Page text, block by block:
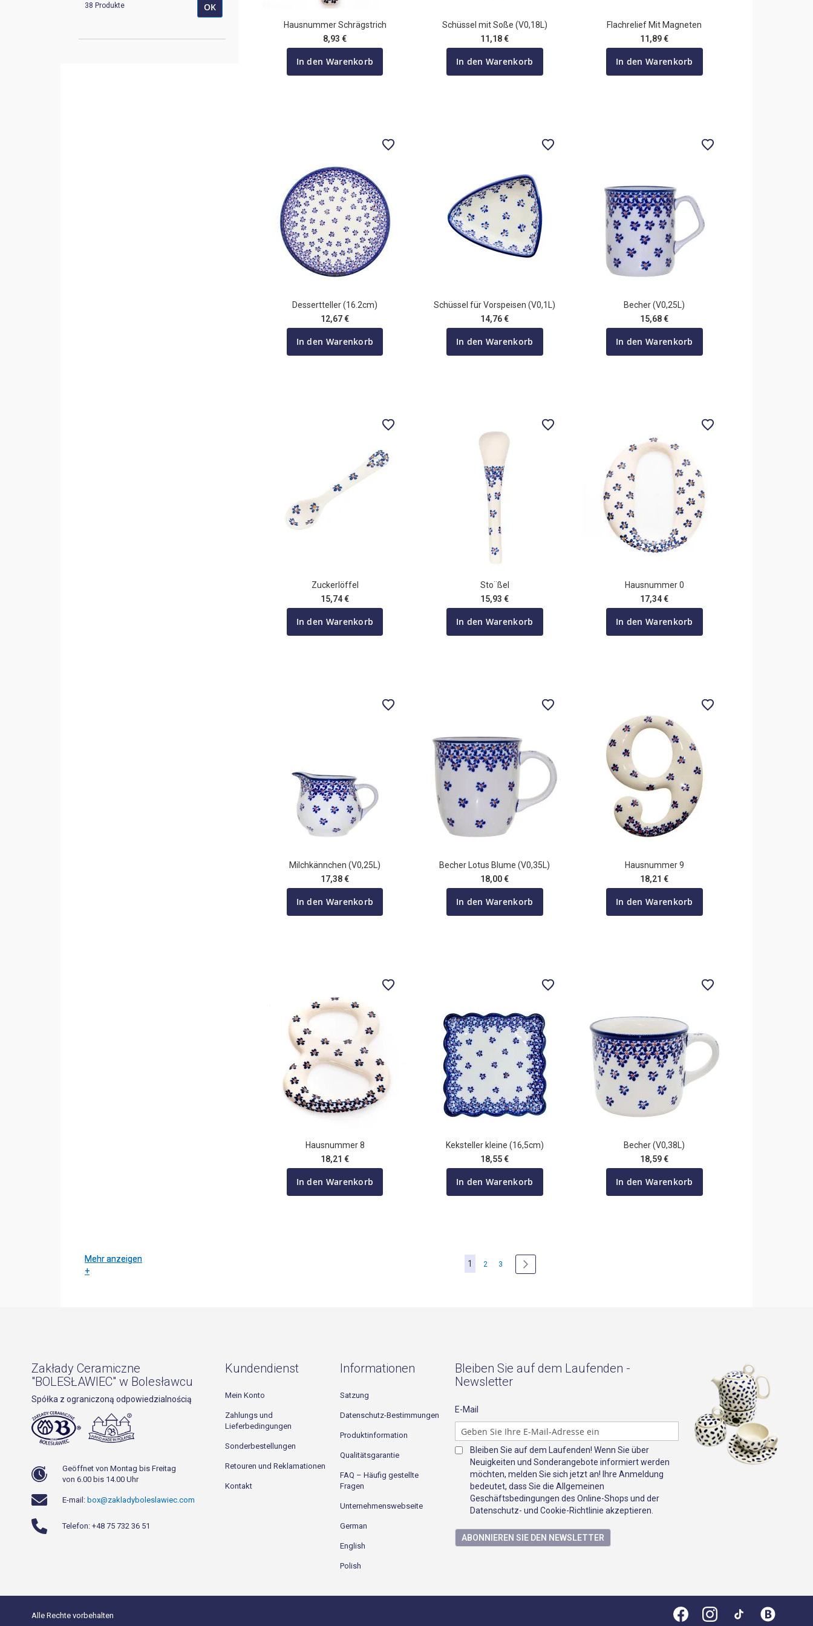
Hausnummer Schrägstrich
8,93 €
In den Warenkorb
Schüssel mit Soße (V0,18L)
11,18 €
In den Warenkorb
Flachrelief Mit Magneten
11,89 €
In den Warenkorb
Dessertteller (16.2cm)
12,67 €
In den Warenkorb
Schüssel für Vorspeisen (V0,1L)
14,76 €
In den Warenkorb
Becher (V0,25L)
15,68 €
In den Warenkorb
Zuckerlöffel
15,74 €
In den Warenkorb
Sto¨ßel
15,93 €
In den Warenkorb
Hausnummer 0
17,34 €
In den Warenkorb
Milchkännchen (V0,25L)
17,38 €
In den Warenkorb
Becher Lotus Blume (V0,35L)
18,00 €
In den Warenkorb
Hausnummer 9
18,21 €
In den Warenkorb
Hausnummer 8
18,21 €
In den Warenkorb
Keksteller kleine (16,5cm)
18,55 €
In den Warenkorb
Becher (V0,38L)
18,59 €
In den Warenkorb
Seite
Sie lesen gerade die Seite
1 Seite
2 Seite
3
Mehr anzeigen
Mehr anzeigen
38 Produkte OK
Zakłady Ceramiczne
"BOLESŁAWIEC" w Bolesławcu
Spółka z ograniczoną odpowiedzialnością
Geöffnet von Montag bis Freitag
von 6.00 bis 14.00 Uhr
E-mail: box@zakladyboleslawiec.com
Telefon: +48 75 732 36 51
Kundendienst
Mein Konto
Zahlungs und
Lieferbedingungen
Sonderbestellungen
Retouren und Reklamationen
Kontakt
Informationen
Satzung
Datenschutz-Bestimmungen
Produktinformation
Qualitätsgarantie
FAQ – Häufig gestellte
Fragen
Unternehmenswebseite
German
English
Polish
Bleiben Sie auf dem Laufenden -
Newsletter
E-Mail
Bleiben Sie auf dem Laufenden! Wenn Sie über
Neuigkeiten und Sonderangebote informiert werden
möchten, melden Sie sich jetzt an! Ihre Anmeldung
bedeutet, dass Sie die Allgemeinen
Geschäftsbedingungen des Online-Shops und der
Datenschutz- und Cookie-Richtlinie akzeptieren.
ABONNIEREN SIE DEN NEWSLETTER
Alle Rechte vorbehalten